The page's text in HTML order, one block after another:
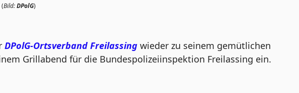
(Bild:DPolG)
DPolG-Ortsverband Freilassing wieder zu seinem gemütlichen
Grillabend für die Bundespolizeiinspektion Freilassing ein.